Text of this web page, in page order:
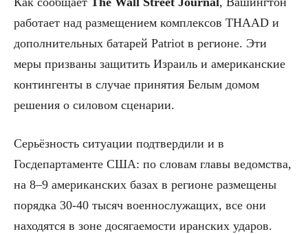
работает над размещением комплексов THAAD и
дополнительных батарей Patriot в регионе. Эти
меры призваны защитить Израиль и американские
контингенты в случае принятия Белым домом
решения о силовом сценарии.
Серьёзность ситуации подтвердили и в
Госдепартаменте США: по словам главы ведомства,
на 8–9 американских базах в регионе размещены
порядка 30-40 тысяч военнослужащих, все они
находятся в зоне досягаемости иранских ударов.